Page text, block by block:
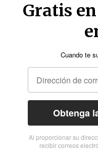
Gratis
Cuando te
Obtenga
Al proporcionar su
recibir correos